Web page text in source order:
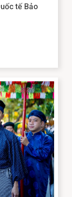
tế Bảo